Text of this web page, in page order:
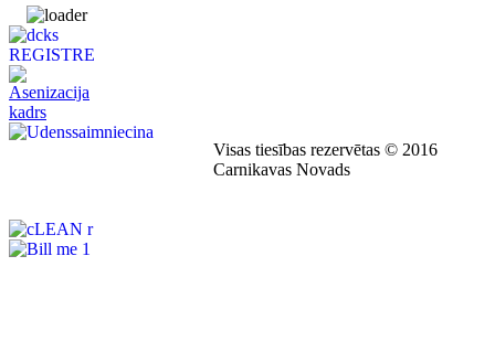
Visas tiesības rezervētas © 2016
Carnikavas Novads